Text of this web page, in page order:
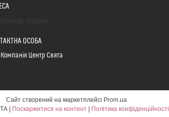
Компанія Центр Свята
Сайт створений на маркетплейсі Prom.ua
ЦЕНТР СВЯТА | Поскаржитися на контент | Політика конфіденційності